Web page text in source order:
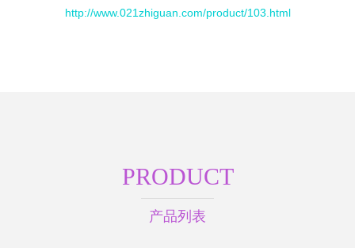
http://www.021zhiguan.com/product/103.html
PRODUCT
产品列表